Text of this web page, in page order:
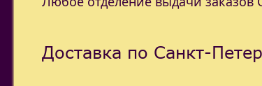
Доставка по Санкт-